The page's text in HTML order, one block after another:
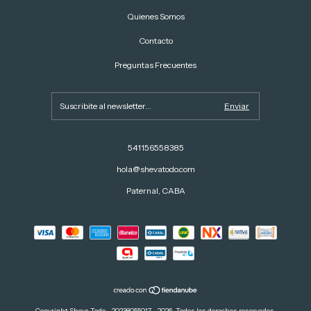
Quienes Somos
Contacto
Preguntas Frecuentes
541156558385
hola@shevatodo.com
Paternal, CABA